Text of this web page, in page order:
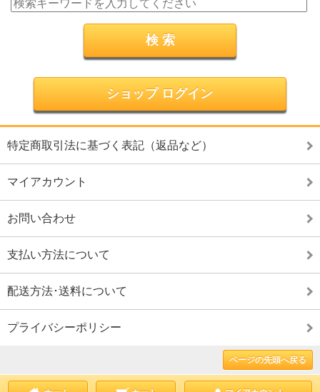
ショップ ログイン
特定商取引法に基づく表記（返品など）
マイアカウント
お問い合わせ
支払い方法について
配送方法･送料について
プライバシーポリシー
ページの先頭へ戻る